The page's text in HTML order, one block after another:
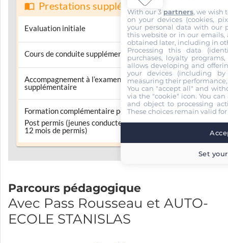
Prestations supplémentaires
Evaluation initiale 65.00 €
Cours de conduite supplémentaire 59.00 €
Accompagnement à l’examen
supplémentaire
59.00 €
Formation complémentaire post-permis
Post permis (jeunes conducteurs de 6 à
12 mois de permis)
180.00 €
Parcours pédagogique
Avec Pass Rousseau et AUTO-
ECOLE STANISLAS
With our 3 partners, we wish
on your devices (cookies,
your personal data with our
this website or in our emails,
obtained later, including in
Processing this data
purchases, loyalty
allows developing and
your devices (including
measuring their
You can "accept all" and
via the "cookie" icon. You
and object to processing
These choices remain valid
Set